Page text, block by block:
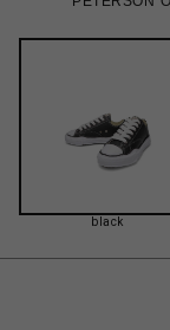
black